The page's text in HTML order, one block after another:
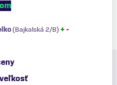
(Bajkalská 2/B) + -